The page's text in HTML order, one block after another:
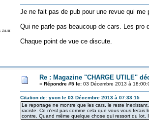
aux
Je ne fait pas de pub pour une revue qui
Qui ne parle pas beaucoup de cars. Les pro
Chaque point de vue ce discute.
Re : Magazine "CHARGE UTILE"
« Répondre #5 le:03 Décembre 2013 à
Citation de: yvon le 03 Décembre 2013 à 07:33:15
Le reportage ne montre que les cars, le reste
raciste. Ce n'est pas comme cela que vous vous
contre. Quand même quelque chose qui ressort du lot.